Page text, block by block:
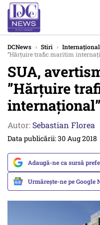
DCNews › Stiri › Internațional
”Hărţuire trafic maritim
SUA,
”Hărţuire
internaţional”
Autor: Sebastian Florea
Data publicării: 30 Aug 2018
Adaugă-ne ca sursă
Urmărește-ne pe Google